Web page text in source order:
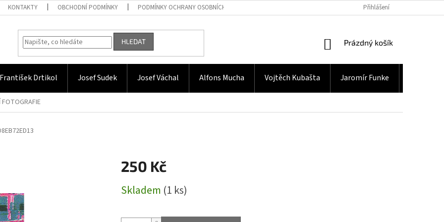
KONTAKTY OBCHODNÍ PODMÍNKY PODMÍNKY OCHRANY OSOBNÍCH ÚDAJŮ Přihlášení
HLEDAT
NÁKUPNÍ
Prázdný košík
František Drtikol Josef Sudek Josef Váchal Alfons Mucha Vojtěch Kubašta Jaromír Funke
FOTOGRAFIE
250 Kč
cena:
Skladem (1 ks)